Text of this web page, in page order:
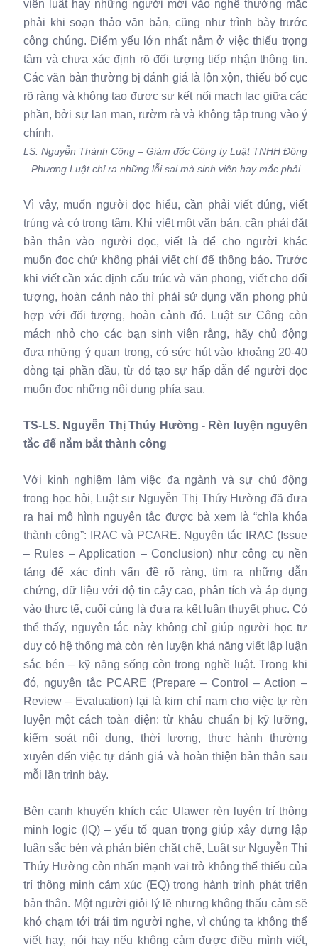
viên luật hay những người mới vào nghề thường mắc
phải khi soạn thảo văn bản, cũng như trình bày trước
công chúng. Điểm yếu lớn nhất nằm ở việc thiếu trọng
tâm và chưa xác định rõ đối tượng tiếp nhận thông tin.
Các văn bản thường bị đánh giá là lộn xộn, thiếu bố cục
rõ ràng và không tạo được sự kết nối mạch lạc giữa các
phần, bởi sự lan man, rườm rà và không tập trung vào ý
chính.
LS. Nguyễn Thành Công – Giám đốc Công ty Luật TNHH Đông
Phương Luật chỉ ra những lỗi sai mà sinh viên hay mắc phải
Vì vậy, muốn người đọc hiểu, cần phải viết đúng, viết
trúng và có trọng tâm. Khi viết một văn bản, cần phải đặt
bản thân vào người đọc, viết là để cho người khác
muốn đọc chứ không phải viết chỉ để thông báo. Trước
khi viết cần xác định cấu trúc và văn phong, viết cho đối
tượng, hoàn cảnh nào thì phải sử dụng văn phong phù
hợp với đối tượng, hoàn cảnh đó. Luật sư Công còn
mách nhỏ cho các bạn sinh viên rằng, hãy chủ động
đưa những ý quan trong, có sức hút vào khoảng 20-40
dòng tại phần đầu, từ đó tạo sự hấp dẫn để người đọc
muốn đọc những nội dung phía sau.
TS-LS. Nguyễn Thị Thúy Hường - Rèn luyện nguyên
tắc để nắm bắt thành công
Với kinh nghiệm làm việc đa ngành và sự chủ động
trong học hỏi, Luật sư Nguyễn Thị Thúy Hường đã đưa
ra hai mô hình nguyên tắc được bà xem là “chìa khóa
thành công”: IRAC và PCARE. Nguyên tắc IRAC (Issue
– Rules – Application – Conclusion) như công cụ nền
tảng để xác định vấn đề rõ ràng, tìm ra những dẫn
chứng, dữ liệu với độ tin cậy cao, phân tích và áp dụng
vào thực tế, cuối cùng là đưa ra kết luận thuyết phục. Có
thể thấy, nguyên tắc này không chỉ giúp người học tư
duy có hệ thống mà còn rèn luyện khả năng viết lập luận
sắc bén – kỹ năng sống còn trong nghề luật. Trong khi
đó, nguyên tắc PCARE (Prepare – Control – Action –
Review – Evaluation) lại là kim chỉ nam cho việc tự rèn
luyện một cách toàn diện: từ khâu chuẩn bị kỹ lưỡng,
kiểm soát nội dung, thời lượng, thực hành thường
xuyên đến việc tự đánh giá và hoàn thiện bản thân sau
mỗi lần trình bày.
Bên cạnh khuyến khích các Ulawer rèn luyện trí thông
minh logic (IQ) – yếu tố quan trọng giúp xây dựng lập
luận sắc bén và phản biện chặt chẽ, Luật sư Nguyễn Thị
Thúy Hường còn nhấn mạnh vai trò không thể thiếu của
trí thông minh cảm xúc (EQ) trong hành trình phát triển
bản thân. Một người giỏi lý lẽ nhưng không thấu cảm sẽ
khó chạm tới trái tim người nghe, vì chúng ta không thể
viết hay, nói hay nếu không cảm được điều mình viết,